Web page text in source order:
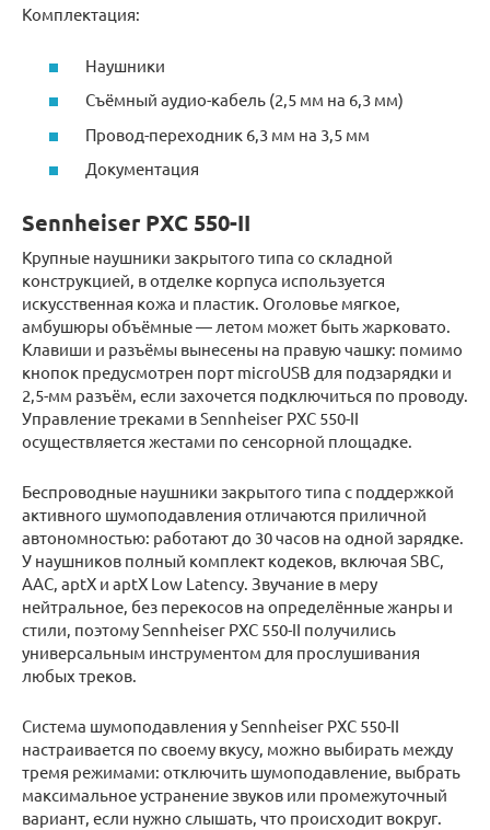
Комплектация:
Наушники
Съёмный аудио-кабель (2,5 мм на 6,3 мм)
Провод-переходник 6,3 мм на 3,5 мм
Документация
Sennheiser PXC 550-II
Крупные наушники закрытого типа со складной
конструкцией, в отделке корпуса используется
искусственная кожа и пластик. Оголовье мягкое,
амбушюры объёмные — летом может быть жарковато.
Клавиши и разъёмы вынесены на правую чашку: помимо
кнопок предусмотрен порт microUSB для подзарядки и
2,5-мм разъём, если захочется подключиться по проводу.
Управление треками в Sennheiser PXC 550-II
осуществляется жестами по сенсорной площадке.
Беспроводные наушники закрытого типа с поддержкой
активного шумоподавления отличаются приличной
автономностью: работают до 30 часов на одной зарядке.
У наушников полный комплект кодеков, включая SBC,
AAC, aptX и aptX Low Latency. Звучание в меру
нейтральное, без перекосов на определённые жанры и
стили, поэтому Sennheiser PXC 550-II получились
универсальным инструментом для прослушивания
любых треков.
Система шумоподавления у Sennheiser PXC 550-II
настраивается по своему вкусу, можно выбирать между
тремя режимами: отключить шумоподавление, выбрать
максимальное устранение звуков или промежуточный
вариант, если нужно слышать, что происходит вокруг.